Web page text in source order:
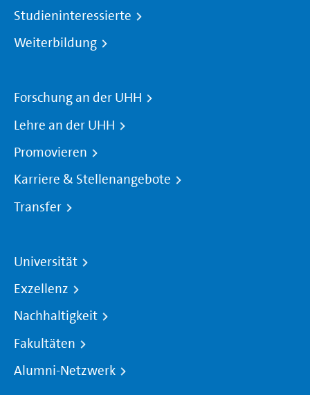
Studieninteressierte
Weiterbildung
Forschung an der UHH
Lehre an der UHH
Promovieren
Karriere & Stellenangebote
Transfer
Universität
Exzellenz
Nachhaltigkeit
Fakultäten
Alumni-Netzwerk